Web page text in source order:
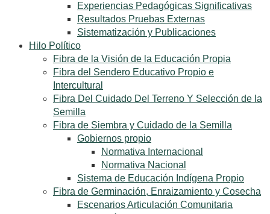
Experiencias Pedagógicas Significativas
Resultados Pruebas Externas
Sistematización y Publicaciones
Hilo Político
Fibra de la Visión de la Educación Propia
Fibra del Sendero Educativo Propio e
Intercultural
Fibra Del Cuidado Del Terreno Y Selección de la
Semilla
Fibra de Siembra y Cuidado de la Semilla
Gobiernos propio
Normativa Internacional
Normativa Nacional
Sistema de Educación Indígena Propio
Fibra de Germinación, Enraizamiento y Cosecha
Escenarios Articulación Comunitaria